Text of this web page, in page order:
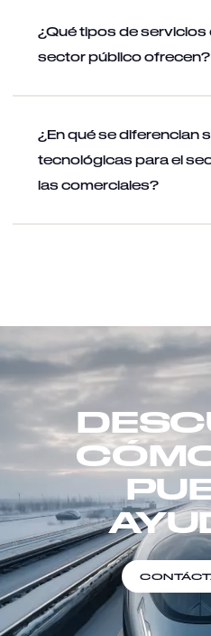
¿Qué tipos de servicios
sector público ofrecen?
¿En qué se diferencian
tecnológicas para el
las comerciales?